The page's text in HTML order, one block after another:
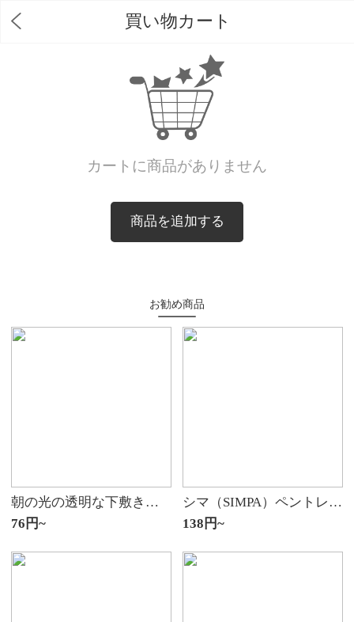
買い物カート
カートに商品がありません
商品を追加する
お勧め商品
朝の光の透明な下敷きの学生の試験の専用の大学入試の答案用紙a 3柔らかいプラスチックの中学生は字を書きますa 4大きいサイズの書写板の硬いペンの本のシリカゲル【2枚の日常】A 4/透明なpvcは柔らかいです/29*20 cm/
76円~
シマ（SIMPA）ペントレーニング用の書帖紙小学生子供用の幼児筆コントロール練習硬筆書法本40枚/バッグ8579
138円~